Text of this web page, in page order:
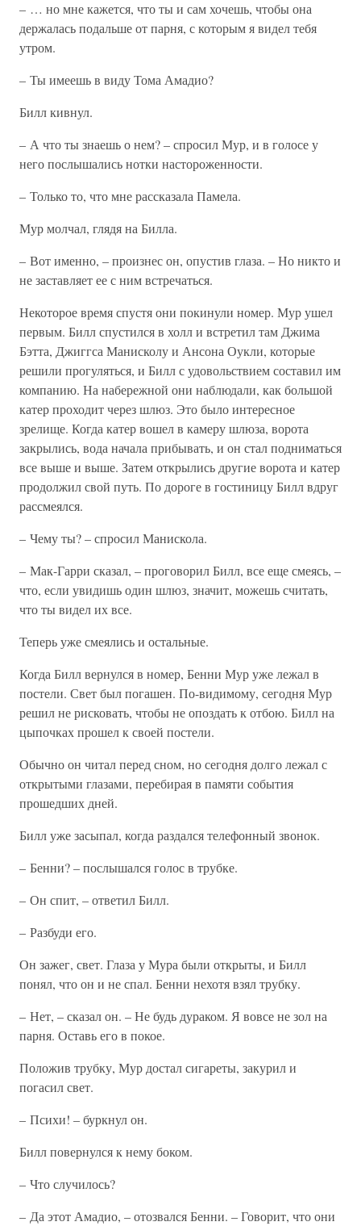
– … но мне кажется, что ты и сам хочешь, чтобы она
держалась подальше от парня, с которым я видел тебя
утром.
– Ты имеешь в виду Тома Амадио?
Билл кивнул.
– А что ты знаешь о нем? – спросил Мур, и в голосе у
него послышались нотки настороженности.
– Только то, что мне рассказала Памела.
Мур молчал, глядя на Билла.
– Вот именно, – произнес он, опустив глаза. – Но никто и
не заставляет ее с ним встречаться.
Некоторое время спустя они покинули номер. Мур ушел
первым. Билл спустился в холл и встретил там Джима
Бэтта, Джиггса Манисколу и Ансона Оукли, которые
решили прогуляться, и Билл с удовольствием составил им
компанию. На набережной они наблюдали, как большой
катер проходит через шлюз. Это было интересное
зрелище. Когда катер вошел в камеру шлюза, ворота
закрылись, вода начала прибывать, и он стал подниматься
все выше и выше. Затем открылись другие ворота и катер
продолжил свой путь. По дороге в гостиницу Билл вдруг
рассмеялся.
– Чему ты? – спросил Манискола.
– Мак-Гарри сказал, – проговорил Билл, все еще смеясь, –
что, если увидишь один шлюз, значит, можешь считать,
что ты видел их все.
Теперь уже смеялись и остальные.
Когда Билл вернулся в номер, Бенни Мур уже лежал в
постели. Свет был погашен. По-видимому, сегодня Мур
решил не рисковать, чтобы не опоздать к отбою. Билл на
цыпочках прошел к своей постели.
Обычно он читал перед сном, но сегодня долго лежал с
открытыми глазами, перебирая в памяти события
прошедших дней.
Билл уже засыпал, когда раздался телефонный звонок.
– Бенни? – послышался голос в трубке.
– Он спит, – ответил Билл.
– Разбуди его.
Он зажег, свет. Глаза у Мура были открыты, и Билл
понял, что он и не спал. Бенни нехотя взял трубку.
– Нет, – сказал он. – Не будь дураком. Я вовсе не зол на
парня. Оставь его в покое.
Положив трубку, Мур достал сигареты, закурил и
погасил свет.
– Психи! – буркнул он.
Билл повернулся к нему боком.
– Что случилось?
– Да этот Амадио, – отозвался Бенни. – Говорит, что они